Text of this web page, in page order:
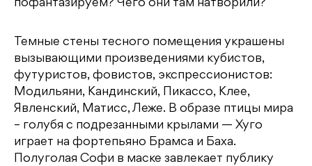
пофантазируем? Чего они там натворили?
Темные стены тесного помещения украшены
вызывающими произведениями кубистов,
футуристов, фовистов, экспрессионистов:
Модильяни, Кандинский, Пикассо, Клее,
Явленский, Матисс, Леже. В образе птицы мира
– голубя с подрезанными крылами — Хуго
играет на фортепьяно Брамса и Баха.
Полуголая Софи в маске завлекает публику